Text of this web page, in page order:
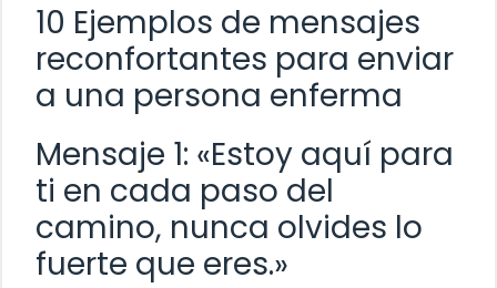
10 Ejemplos de mensajes
reconfortantes para enviar
a una persona enferma
Mensaje 1: «Estoy aquí para
ti en cada paso del
camino, nunca olvides lo
fuerte que eres.»